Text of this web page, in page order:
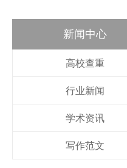
新闻中心
高校查重
行业新闻
学术资讯
写作范文